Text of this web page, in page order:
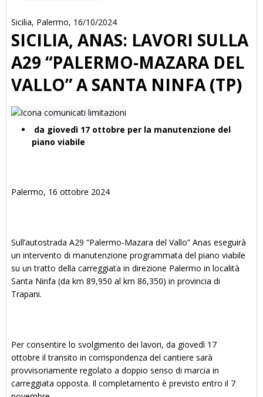
Sicilia, Palermo, 16/10/2024
SICILIA, ANAS: LAVORI SULLA
A29 “PALERMO-MAZARA DEL
VALLO” A SANTA NINFA (TP)
da giovedì 17 ottobre per la manutenzione del
piano viabile
Palermo, 16 ottobre 2024
Sull’autostrada A29 “Palermo-Mazara del Vallo” Anas eseguirà
un intervento di manutenzione programmata del piano viabile
su un tratto della carreggiata in direzione Palermo in località
Santa Ninfa (da km 89,950 al km 86,350) in provincia di
Trapani.
Per consentire lo svolgimento dei lavori, da giovedì 17
ottobre il transito in corrispondenza del cantiere sarà
provvisoriamente regolato a doppio senso di marcia in
carreggiata opposta. Il completamento è previsto entro il 7